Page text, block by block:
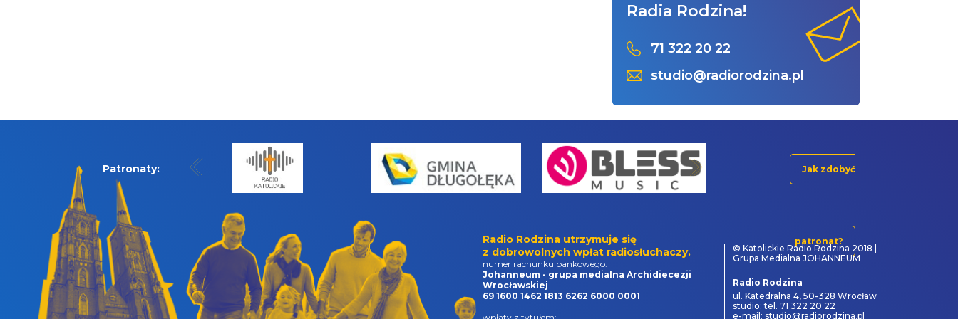
Radia Rodzina!
71 322 20 22
studio@radiorodzina.pl
Patronaty: Jak zdobyć
patronat?
Radio Rodzina utrzymuje się
z dobrowolnych wpłat radiosłuchaczy.
numer rachunku bankowego:
Johanneum - grupa medialna Archidiecezji
Wrocławskiej
69 1600 1462 1813 6262 6000 0001
© Katolickie Radio Rodzina 2018 |
Grupa Medialna JOHANNEUM
Radio Rodzina
ul. Katedralna 4, 50-328 Wrocław
studio: tel. 71 322 20 22
e-mail: studio@radiorodzina.pl